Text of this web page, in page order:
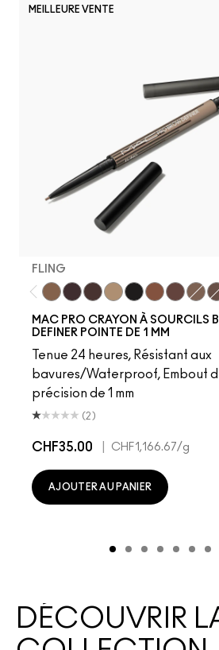
MEILLEURE VENTE
FLING
Genuine Aubergine
Omega
OnyxPenny
MAC PRO CRAYON À SOURCILS
DEFINER POINTE DE 1 MM
Tenue 24 heures, Résistant aux
bavures/Waterproof, Embout
précision de 1 mm
(2)
CHF35.00 CHF1,166.67/g
AJOUTER AU PANIER
DÉCOUVRIR